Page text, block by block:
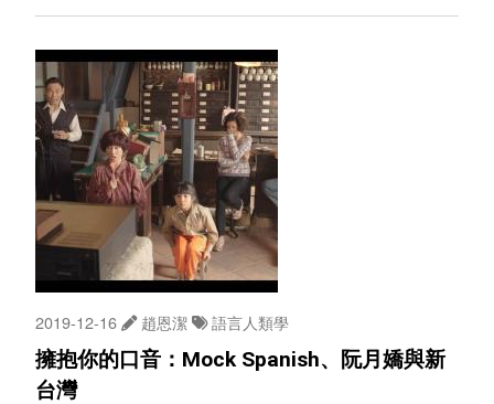
2019-12-16 趙恩潔 語言人類學
擁抱你的口音：Mock Spanish、阮月嬌與新
台灣